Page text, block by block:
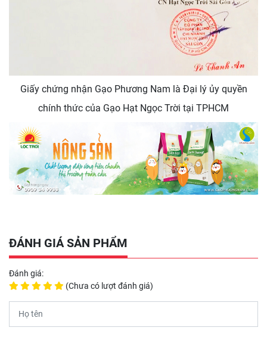
Giấy chứng nhận Gạo Phương Nam là Đại lý ủy quyền
chính thức của Gạo Hạt Ngọc Trời tại TPHCM
ĐÁNH GIÁ SẢN PHẨM
Đánh giá:
(Chưa có lượt đánh giá)